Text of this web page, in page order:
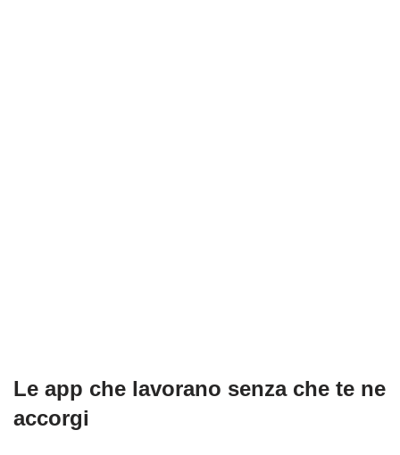
Le app che lavorano senza che te ne
accorgi